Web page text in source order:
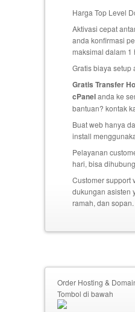
Harga Top Level
Aktivasi cepat
anda konfirmasi
maksimal dalam 1
Gratis biaya setup
Gratis Transfer
cPanelanda ke
bantuan? kontak
Buat web hanya
install
Pelayanan
hari, bisa
Customer support
dukungan asisten
ramah, dan sopan.
Order Hosting &
Tombol di bawah